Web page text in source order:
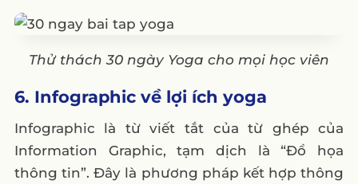
Thử thách 30 ngày Yoga cho mọi học viên
6. Infographic về lợi ích yoga
Infographic là từ viết tắt của từ ghép của
Information Graphic, tạm dịch là “Đồ họa
thông tin”. Đây là phương pháp kết hợp thông